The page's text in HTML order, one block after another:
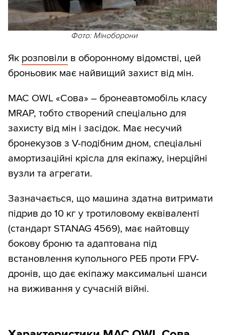
Фото: Міноборони
Як розповіли в оборонному відомстві, цей
броньовик має найвищий захист від мін.
MAC OWL «Сова» – бронеавтомобіль класу
MRAP, тобто створений спеціально для
захисту від мін і засідок. Має несучий
бронекузов з V-подібним дном, спеціальні
амортизаційні крісла для екіпажу, інерційні
вузли та агрегати.
Зазначається, що машина здатна витримати
підрив до 10 кг у тротиловому еквіваленті
(стандарт STANAG 4569), має найтовщу
бокову броню та адаптована під
встановлення купольного РЕБ проти FPV-
дронів, що дає екіпажу максимальні шанси
на виживання у сучасній війні.